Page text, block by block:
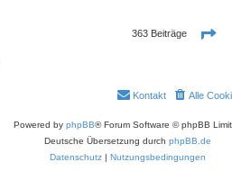
363 Beiträge
Alle
Kontakt
Powered by phpBB® Forum Software © phpBB
Deutsche Übersetzung durch phpBB.de
Datenschutz
Nutzungsbedingungen